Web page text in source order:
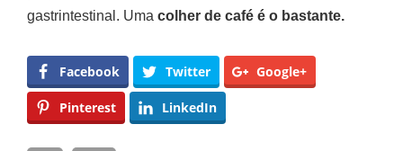
gastrintestinal. Uma colher de café é o bastante.
Facebook Twitter Google+
Pinterest LinkedIn